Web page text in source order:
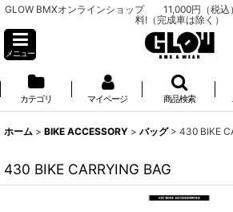
GLOW BMXオンラインショップ 11,000円（税込
料!（完成車は除く）
メニュー
カテゴリ マイページ 商品検索
ホーム > BIKE ACCESSORY > バッグ > 430 BIKE
430 BIKE CARRYING BAG